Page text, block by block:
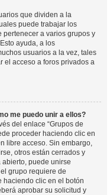
que dividen a la
puede trabajar los
a varios grupos y
ayuda, a los
usuarios a la vez, tales
el acceso a foros privados a
me puedo unir a ellos?
del enlace “Grupos de
proceder haciendo clic en
libre acceso. Sin embargo,
otros están cerrados y
puede unirse
grupo requiere de
haciendo clic en el botón
aprobar su solicitud y